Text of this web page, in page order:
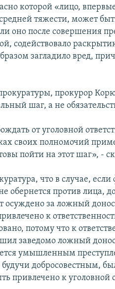
которой «лицо,
тяжести, может
оно после совершения
содействовало
загладило вред,
прокурор
шаг, а не
от уголовной
своих полномочий
пойти на этот шаг», -
что в случае,
обернется против лица,
осуждено за ложный
к
потому что к
заведомо ложный
умышленным
добросовестным,
привлечено к уголовной